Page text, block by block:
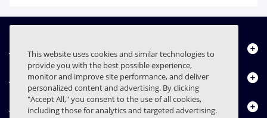
Über uns
Produkte
Ressourcencenter
This website uses cookies and similar technologies to
provide you with the best possible experience,
monitor and improve site performance, and deliver
personalized content and advertising. By clicking
"Accept All," you consent to the use of all cookies,
including those for analytics and targeted advertising.